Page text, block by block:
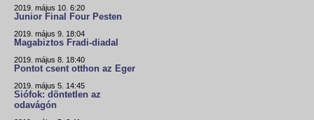
2019. május 10. 6:20
Junior Final Four Pesten
2019. május 9. 18:04
Magabiztos Fradi-diadal
2019. május 8. 18:40
Pontot csent otthon az Eger
2019. május 5. 14:45
Siófok: döntetlen az
odavágón